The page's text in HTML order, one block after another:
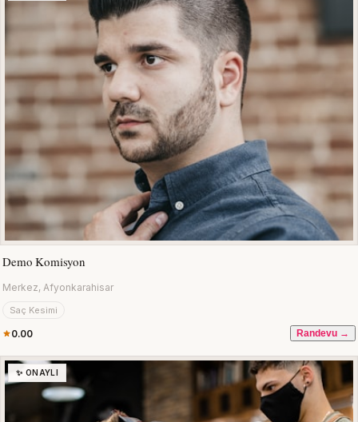
Demo Komisyon
Merkez, Afyonkarahisar
Saç Kesimi
0.00 Randevu →
✨ ONAYLI